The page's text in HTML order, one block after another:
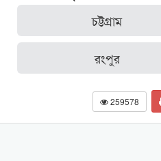
চট্টগ্রাম
রংপুর
259578